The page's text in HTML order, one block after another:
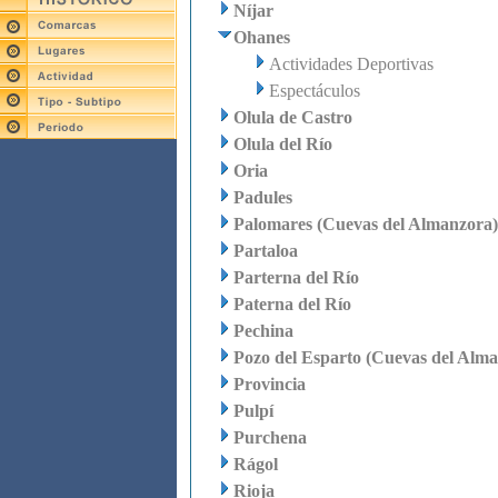
Níjar
Ohanes
Actividades Deportivas
Espectáculos
Olula de Castro
Olula del Río
Oria
Padules
Palomares (Cuevas del Almanzora)
Partaloa
Parterna del Río
Paterna del Río
Pechina
Pozo del Esparto (Cuevas del
Provincia
Pulpí
Purchena
Rágol
Rioja